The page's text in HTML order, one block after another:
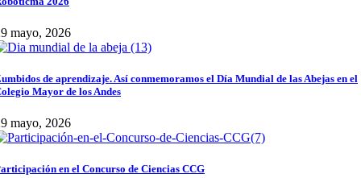
mayo, 2026
de aprendizaje. Así conmemoramos el Día Mundial de las Abejas en el
Mayor de los Andes
mayo, 2026
en el Concurso de Ciencias CCG